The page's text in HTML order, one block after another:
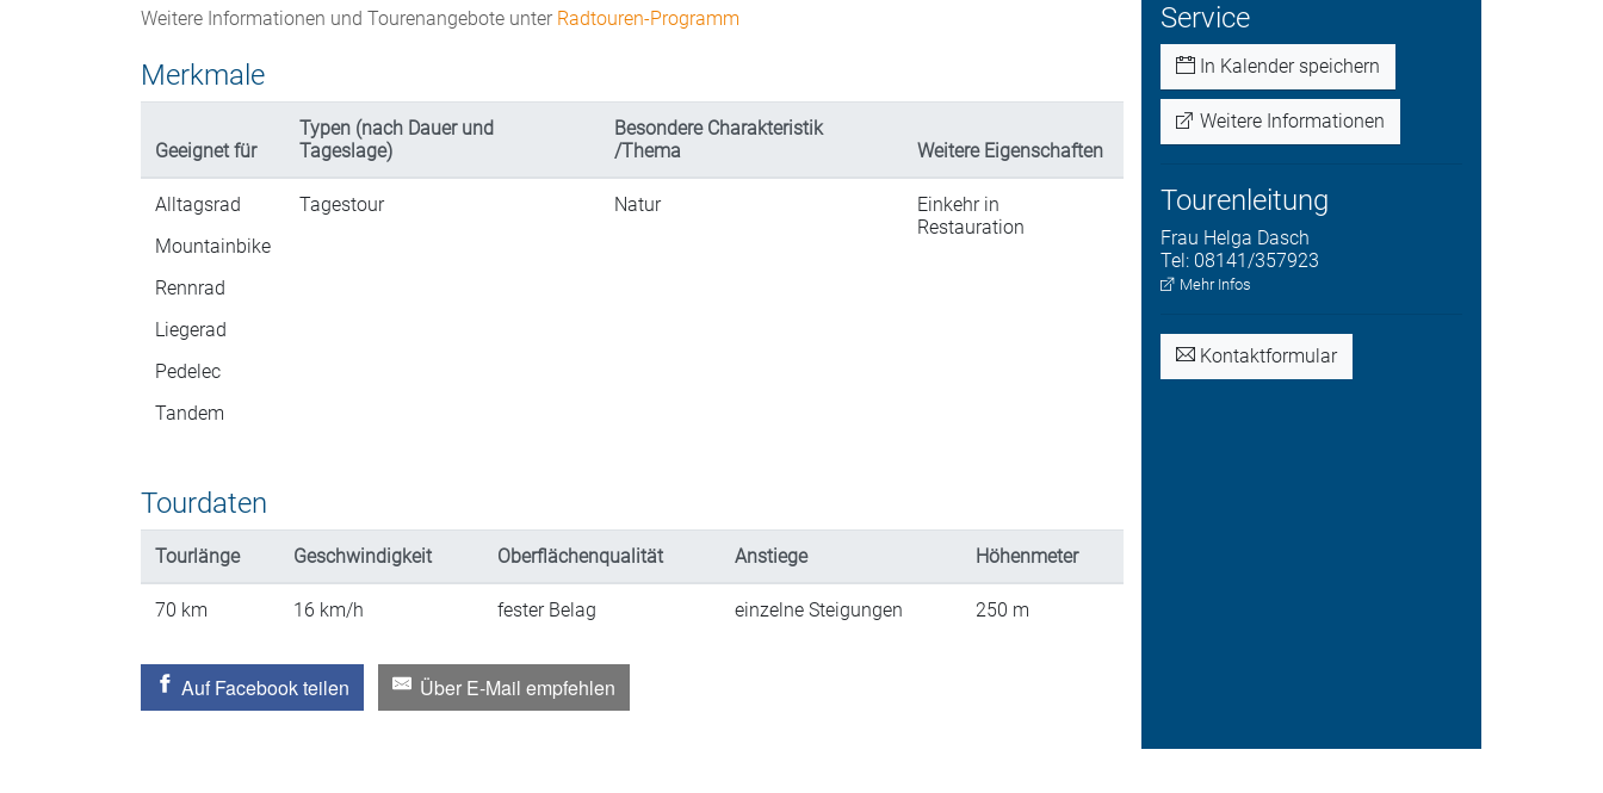
Service
In Kalender speichern
Weitere Informationen
Tourenleitung
Frau Helga Dasch
Tel: 08141/357923
Mehr Infos
Kontaktformular
Weitere Informationen und Tourenangebote unter Radtouren-Programm
Merkmale
Geeignet für
Typen (nach Dauer und
Tageslage)
Besondere Charakteristik
/Thema
Weitere Eigenschaften
Alltagsrad
Mountainbike
Rennrad
Liegerad
Pedelec
Tandem
Tagestour Natur
Einkehr in
Restauration
Tourdaten
Tourlänge Geschwindigkeit Oberflächenqualität Anstiege Höhenmeter
70 km 16 km/h fester Belag einzelne Steigungen 250 m
Auf Facebook teilen Über E-Mail empfehlen